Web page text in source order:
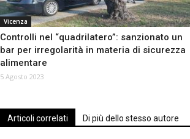
Vicenza
Controlli nel “quadrilatero”: sanzionato un
bar per irregolarità in materia di sicurezza
alimentare
5 Agosto 2023
Articoli correlati Di più dello stesso autore